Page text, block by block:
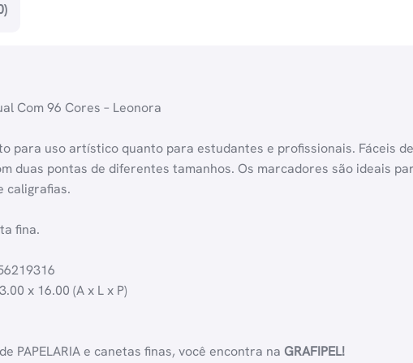
Com 96 Cores – Leonora
para uso artístico quanto para estudantes e profissionais. Fáceis
duas pontas de diferentes tamanhos. Os marcadores são ideais
caligrafias.
fina.
x 16.00 (A x L x P)
PAPELARIA e canetas finas, você encontra na GRAFIPEL!